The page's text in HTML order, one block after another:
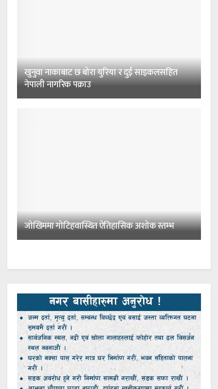
खुनुवा नाकाबाट छ बोरा युरिया र दुई साइकलसहित
नेपाली नागरिक पक्राउ
जोखिममा गोटिहवास्थित ऐतिहासिक अशोक स्तम्भ